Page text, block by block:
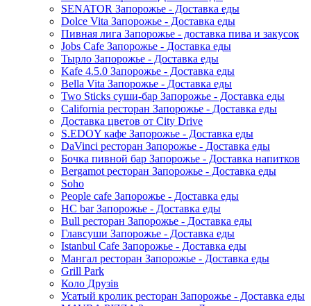
SENATOR Запорожье - Доставка еды
Dolce Vita Запорожье - Доставка еды
Пивная лига Запорожье - доставка пива и закусок
Jobs Cafe Запорожье - Доставка еды
Тырло Запорожье - Доставка еды
Kafe 4.5.0 Запорожье - Доставка еды
Bella Vita Запорожье - Доставка еды
Two Sticks суши-бар Запорожье - Доставка еды
California ресторан Запорожье - Доставка еды
Доставка цветов от City Drive
S.EDOY кафе Запорожье - Доставка еды
DaVinci ресторан Запорожье - Доставка еды
Бочка пивной бар Запорожье - Доставка напитков
Bergamot ресторан Запорожье - Доставка еды
Soho
People cafe Запорожье - Доставка еды
HC bar Запорожье - Доставка еды
Bull ресторан Запорожье - Доставка еды
Главсуши Запорожье - Доставка еды
Istanbul Cafe Запорожье - Доставка еды
Мангал ресторан Запорожье - Доставка еды
Grill Park
Коло Друзів
Усатый кролик ресторан Запорожье - Доставка еды